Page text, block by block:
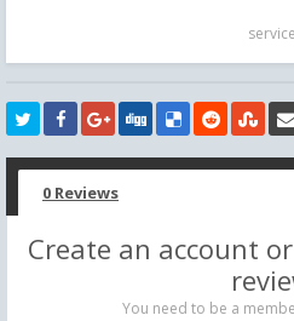
0 Reviews
Create an account
You need to be a